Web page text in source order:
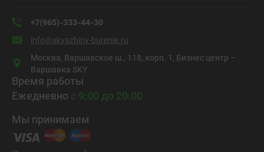
+7(965)-333-44-30
info@skvazhiny-burenie.ru
Москва, Варшавское ш., 118, корп. 1, Бизнес центр –
Варшавка SKY
Время работы
Ежедневно с 9:00 до 20:00
Мы принимаем